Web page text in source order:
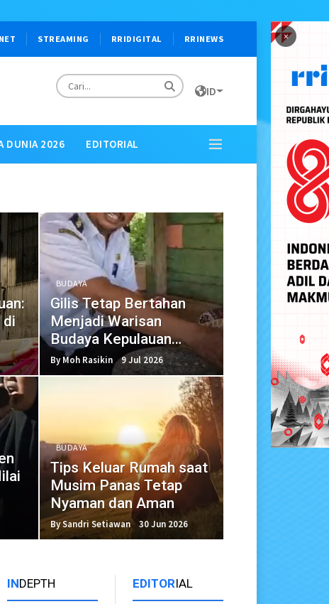
×
STREAMING RRIDIGITAL RRINEWS
ID
DUNIA 2026 EDITORIAL
di
BUDAYA
Gilis Tetap Bertahan
Menjadi Warisan
Budaya Kepulauan
Sumenep
By Moh Rasikin 9 Jul 2026
BUDAYA
Tips Keluar Rumah saat
Musim Panas Tetap
Nyaman dan Aman
By Sandri Setiawan 30 Jun 2026
INDEPTH EDITORIAL